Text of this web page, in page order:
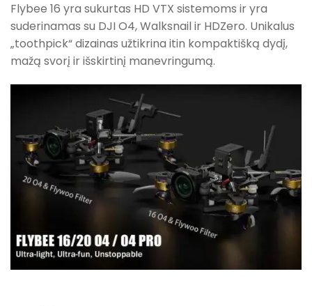
Flybee 16 yra sukurtas HD VTX sistemoms ir yra
suderinamas su DJI O4, Walksnail ir HDZero. Unikalus
„toothpick“ dizainas užtikrina itin kompaktišką dydį,
mažą svorį ir išskirtinį manevringumą.